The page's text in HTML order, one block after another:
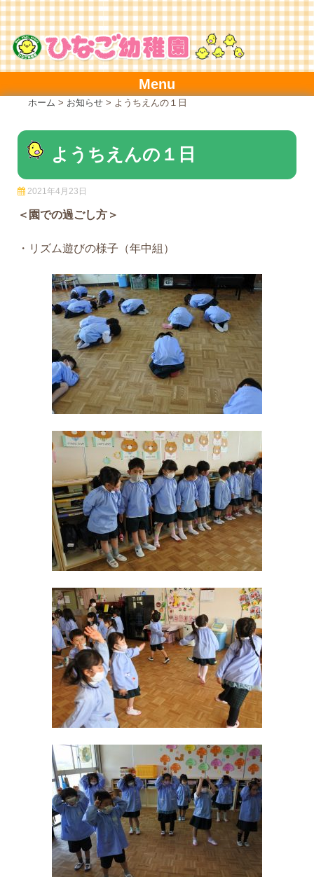
Skip
to
content
Menu
ホーム > お知らせ > ようちえんの１日
ようちえんの１日
2021年4月23日
＜園での過ごし方＞
・リズム遊びの様子（年中組）